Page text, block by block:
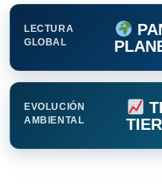
LECTURA
GLOBAL
EVOLUCIÓN
AMBIENTAL